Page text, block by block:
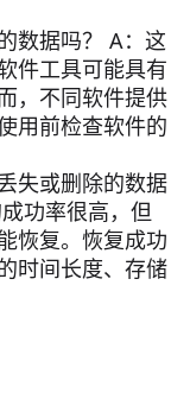
数据吗？ A：这
件工具可能具有
，不同软件提供
用前检查软件的
失或删除的数据
功率很高，但
恢复。恢复成功
时间长度、存储